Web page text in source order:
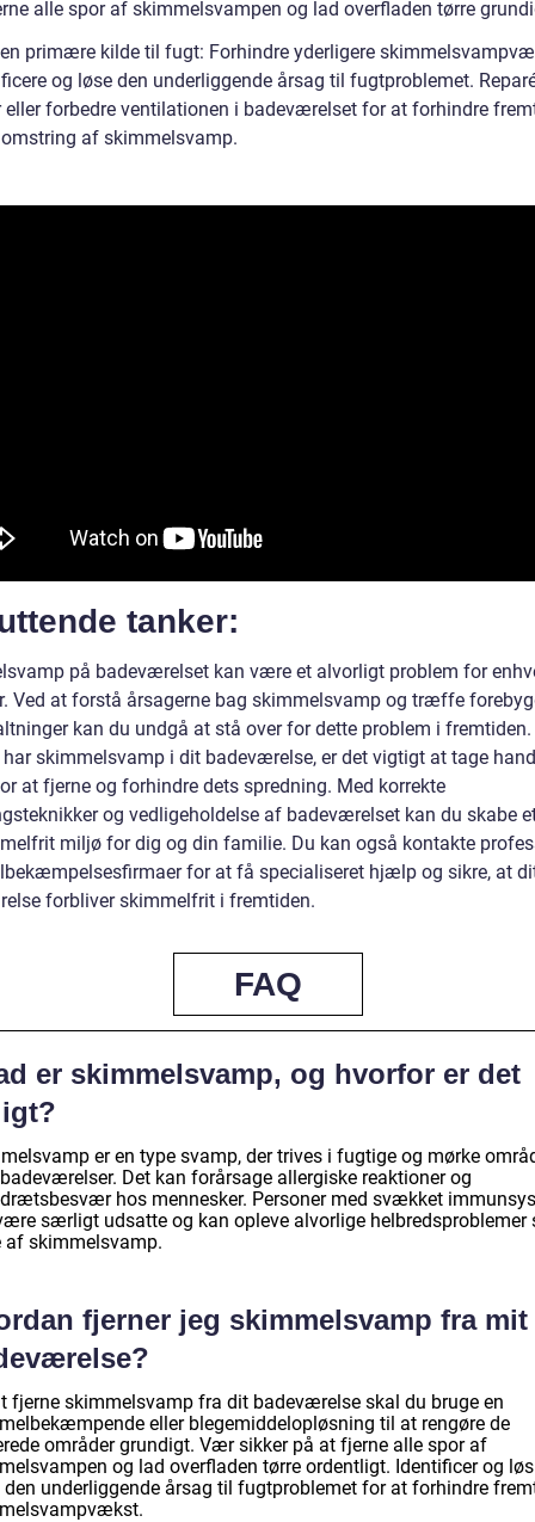
alle spor af skimmelsvampen og lad overfladen tørre
primære kilde til fugt: Forhindre yderligere
og løse den underliggende årsag til fugtproblemet.
forbedre ventilationen i badeværelset for at forhindre
af skimmelsvamp.
tanker:
på badeværelset kan være et alvorligt problem for
Ved at forstå årsagerne bag skimmelsvamp og træffe
kan du undgå at stå over for dette problem i
har skimmelsvamp i dit badeværelse, er det vigtigt at tage
at fjerne og forhindre dets spredning. Med korrekte
og vedligeholdelse af badeværelset kan du skabe
miljø for dig og din familie. Du kan også kontakte
for at få specialiseret hjælp og sikre, at
forbliver skimmelfrit i fremtiden.
FAQ
er skimmelsvamp, og hvorfor er det
er en type svamp, der trives i fugtige og mørke
Det kan forårsage allergiske reaktioner og
hos mennesker. Personer med svækket
særligt udsatte og kan opleve alvorlige helbredsproblemer
af skimmelsvamp.
fjerner jeg skimmelsvamp fra mit
fjerne skimmelsvamp fra dit badeværelse skal du bruge en
eller blegemiddelopløsning til at rengøre de
områder grundigt. Vær sikker på at fjerne alle spor af
og lad overfladen tørre ordentligt. Identificer og løs
den underliggende årsag til fugtproblemet for at forhindre